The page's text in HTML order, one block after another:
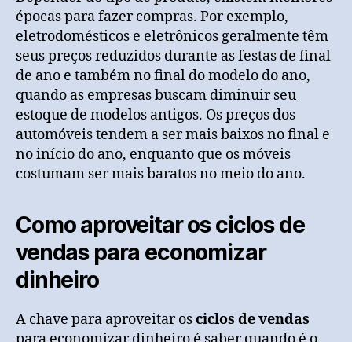
épocas para fazer compras. Por exemplo,
eletrodomésticos e eletrônicos geralmente têm
seus preços reduzidos durante as festas de final
de ano e também no final do modelo do ano,
quando as empresas buscam diminuir seu
estoque de modelos antigos. Os preços dos
automóveis tendem a ser mais baixos no final e
no início do ano, enquanto que os móveis
costumam ser mais baratos no meio do ano.
Como aproveitar os ciclos de
vendas para economizar
dinheiro
A chave para aproveitar osciclos de vendas